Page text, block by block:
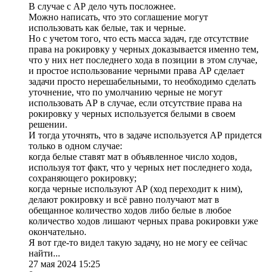
В случае с АР дело чуть посложнее.
Можно написать, что это соглашение могут
использовать как белые, так и черные.
Но с учетом того, что есть масса задач, где отсутствие
права на рокировку у черных доказывается именно тем,
что у них нет последнего хода в позиции в этом случае,
и простое использование черными права АР сделает
задачи просто нерешабельными, то необходимо сделать
уточнение, что по умолчанию черные не могут
использовать АР в случае, если отсутствие права на
рокировку у черных используется белыми в своем
решении.
И тогда уточнять, что в задаче используется АР придется
только в одном случае:
когда белые ставят мат в объявленное число ходов,
используя тот факт, что у черных нет последнего хода,
сохраняющего рокировку;
когда черные используют АР (ход переходит к ним),
делают рокировку и всё равно получают мат в
обещанное количество ходов либо белые в любое
количество ходов лишают черных права рокировки уже
окончательно.
Я вот где-то видел такую задачу, но не могу ее сейчас
найти...
27 мая 2024 15:25